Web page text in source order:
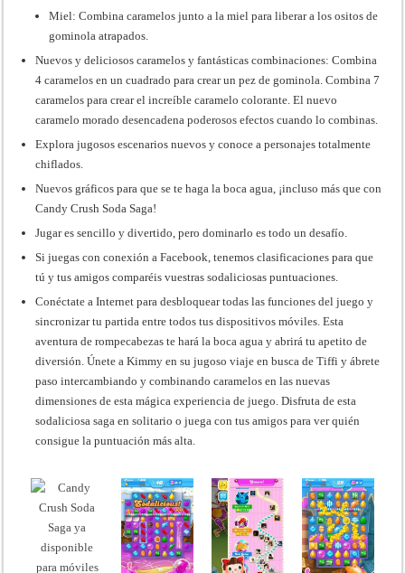
Miel: Combina caramelos junto a la miel para liberar a los ositos de
gominola atrapados.
Nuevos y deliciosos caramelos y fantásticas combinaciones: Combina
4 caramelos en un cuadrado para crear un pez de gominola. Combina 7
caramelos para crear el increíble caramelo colorante. El nuevo
caramelo morado desencadena poderosos efectos cuando lo combinas.
Explora jugosos escenarios nuevos y conoce a personajes totalmente
chiflados.
Nuevos gráficos para que se te haga la boca agua, ¡incluso más que con
Candy Crush Soda Saga!
Jugar es sencillo y divertido, pero dominarlo es todo un desafío.
Si juegas con conexión a Facebook, tenemos clasificaciones para que
tú y tus amigos comparéis vuestras sodaliciosas puntuaciones.
Conéctate a Internet para desbloquear todas las funciones del juego y
sincronizar tu partida entre todos tus dispositivos móviles. Esta
aventura de rompecabezas te hará la boca agua y abrirá tu apetito de
diversión. Únete a Kimmy en su jugoso viaje en busca de Tiffi y ábrete
paso intercambiando y combinando caramelos en las nuevas
dimensiones de esta mágica experiencia de juego. Disfruta de esta
sodaliciosa saga en solitario o juega con tus amigos para ver quién
consigue la puntuación más alta.